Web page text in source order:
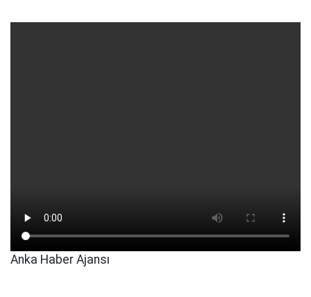
Anka Haber Ajansı